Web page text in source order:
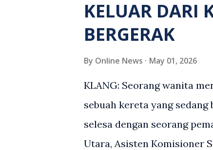
terkena tembakan,
kecederaan. Turut
suspek yang masih bebas
mengikut Seksyen 302
ramai yang mempunyai
KELUAR DARI
BERGERAK
By Online News May 01, 2026
KLANG: Seorang wanita
sebuah kereta yang
selesa dengan seorang
Utara, Asisten Komisioner